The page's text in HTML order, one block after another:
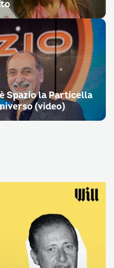
Spazio la Particella
(video)